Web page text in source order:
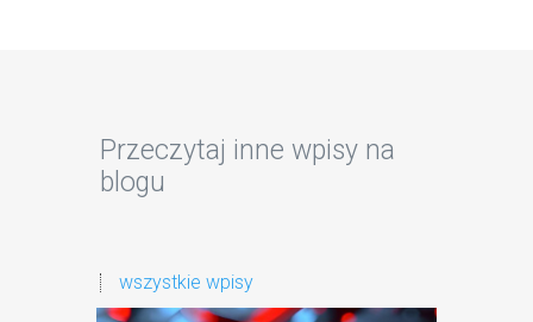
Przeczytaj inne wpisy na
blogu
wszystkie wpisy